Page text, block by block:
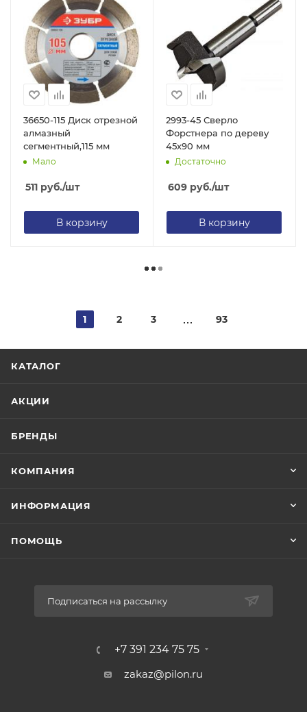
36650-115 Диск отрезной
алмазный
сегментный,115 мм
Мало
511 руб./шт
В корзину
2993-45 Сверло
Форстнера по дереву
45х90 мм
Достаточно
609 руб./шт
В корзину
1 2 3 93
КАТАЛОГ
АКЦИИ
БРЕНДЫ
КОМПАНИЯ
ИНФОРМАЦИЯ
ПОМОЩЬ
Подписаться на рассылку
+7 391 234 75 75
zakaz@pilon.ru